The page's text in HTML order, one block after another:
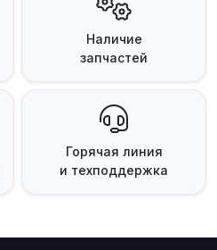
Наличие
запчастей
Горячая линия
и техподдержка